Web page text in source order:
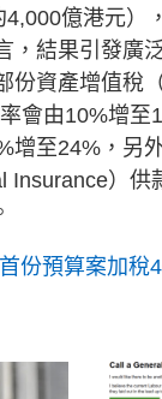
億港元）
，結果引發廣
份資產增值稅
會由10%增至
增至24%，另
Insurance）供
份預算案加稅